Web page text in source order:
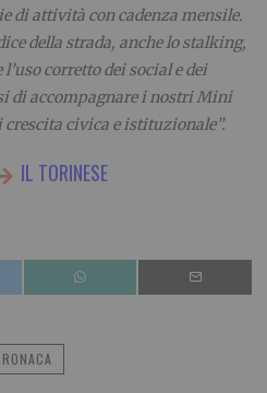
di attività con cadenza mensile.
della strada, anche lo stalking,
corretto dei social e dei
di accompagnare i nostri Mini
crescita civica e istituzionale”.
IL TORINESE